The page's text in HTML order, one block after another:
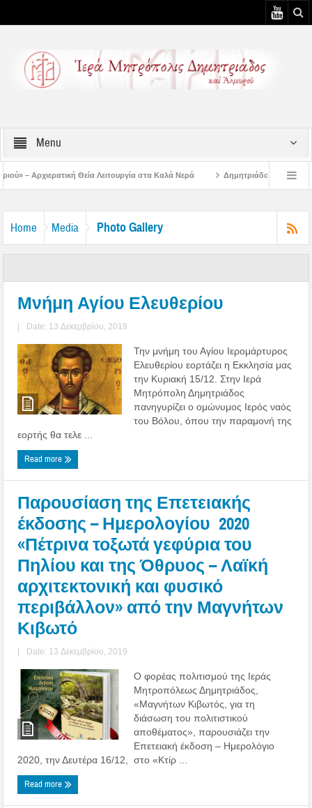
Menu
Λειτουργία στα Καλά Νερά Δημητριάδος Ιγνάτιος: «Ο Ναός είναι ο τόπος
Home Media Photo Gallery
Μνήμη Αγίου Ελευθερίου
| Date: 13 Δεκεμβρίου, 2019
Την μνήμη του Αγίου Ιερομάρτυρος
Ελευθερίου εορτάζει η Εκκλησία μας
την Κυριακή 15/12. Στην Ιερά
Μητρόπολη Δημητριάδος
πανηγυρίζει ο ομώνυμος Ιερός ναός
του Βόλου, όπου την παραμονή της
εορτής θα τελε ...
Read more
Παρουσίαση της Επετειακής
έκδοσης – Ημερολογίου 2020
«Πέτρινα τοξωτά γεφύρια του
Πηλίου και της Όθρυος – Λαϊκή
αρχιτεκτονική και φυσικό
περιβάλλον» από την Μαγνήτων
Κιβωτό
| Date: 13 Δεκεμβρίου, 2019
Ο φορέας πολιτισμού της Ιεράς
Μητροπόλεως Δημητριάδος,
«Μαγνήτων Κιβωτός, για τη
διάσωση του πολιτιστικού
αποθέματος», παρουσιάζει την
Επετειακή έκδοση – Ημερολόγιο
2020, την Δευτέρα 16/12, στο «Κτίρ ...
Read more